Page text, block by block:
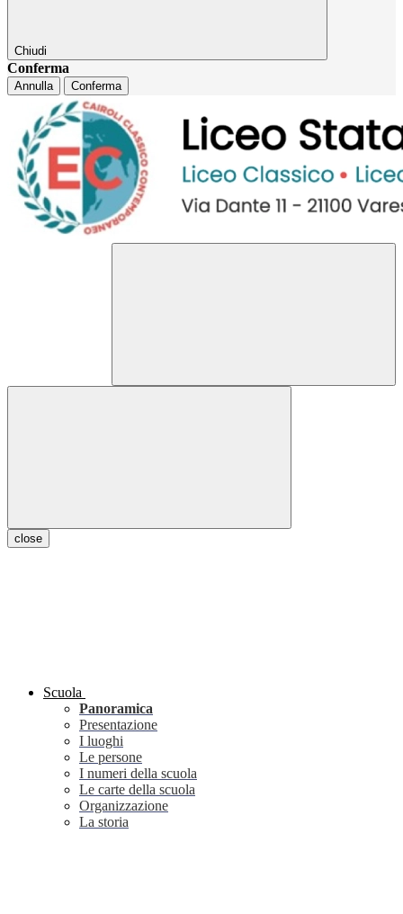
Chiudi
Conferma
Annulla Conferma
close
Scuola
Panoramica
Presentazione
I luoghi
Le persone
I numeri della scuola
Le carte della scuola
Organizzazione
La storia